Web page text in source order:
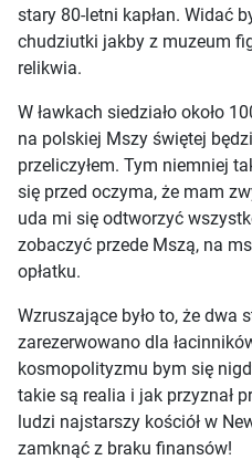
stary 80-letni kapłan. Widać
chudziutki jakby z muzeum
relikwia.
W ławkach siedziało około
na polskiej Mszy świętej
przeliczyłem. Tym niemniej
się przed oczyma, że mam
uda mi się odtworzyć
zobaczyć przede Mszą, na
opłatku.
Wzruszające było to, że dwa
zarezerwowano dla
kosmopolityzmu bym się
takie są realia i jak przyznał
ludzi najstarszy kościół w
zamknąć z braku finansów!